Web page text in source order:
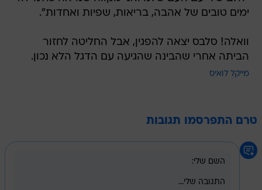
ימים טובים של אהבה, בריאות, שפיות ואחדות".
וואלה! סלבס יצאה להפגין, אבל החליטה לחזור
הביתה אחרי שהבינה שהגיעה עם הדגל הלא נכון.
מייקל לואיס
טרם התפרסמו תגובות